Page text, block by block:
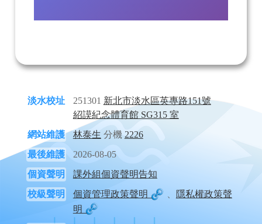
淡水校址 251301 新北市淡水區英專路151號
紹謨紀念體育館 SG315 室
網站維護
林泰生 分機 2226
最後維護
2026-08-05
個資聲明
課外組個資聲明告知
校級聲明
個資管理政策聲明 、
隱私權政策聲
明